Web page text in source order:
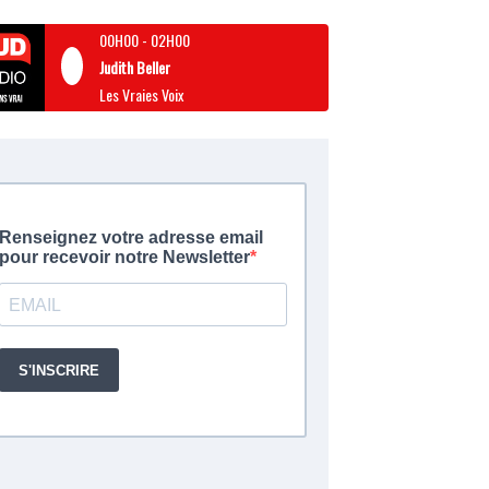
00H00- 02H00
Judith Beller
Les Vraies Voix